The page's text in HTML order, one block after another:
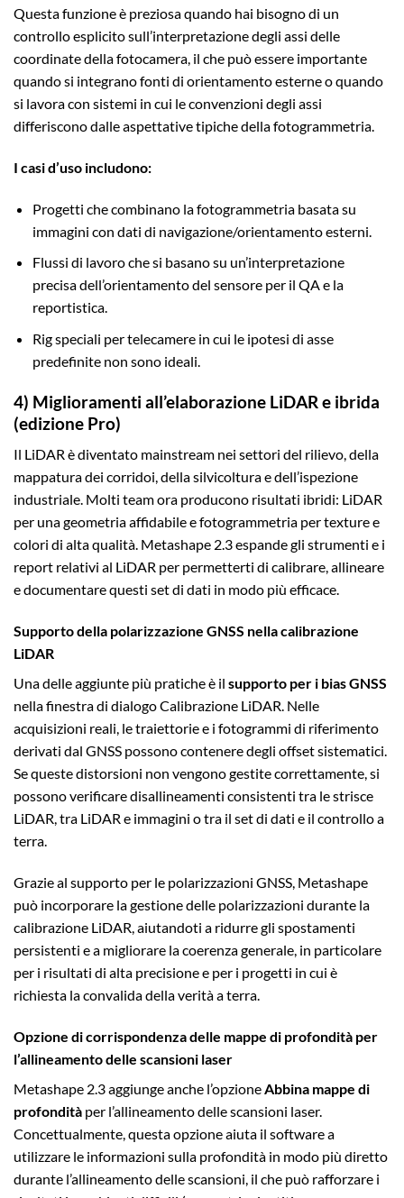
Questa funzione è preziosa quando hai bisogno di un
controllo esplicito sull’interpretazione degli assi delle
coordinate della fotocamera, il che può essere importante
quando si integrano fonti di orientamento esterne o quando
si lavora con sistemi in cui le convenzioni degli assi
differiscono dalle aspettative tipiche della fotogrammetria.
I casi d’uso includono:
Progetti che combinano la fotogrammetria basata su
immagini con dati di navigazione/orientamento esterni.
Flussi di lavoro che si basano su un’interpretazione
precisa dell’orientamento del sensore per il QA e la
reportistica.
Rig speciali per telecamere in cui le ipotesi di asse
predefinite non sono ideali.
4) Miglioramenti all’elaborazione LiDAR e ibrida
(edizione Pro)
Il LiDAR è diventato mainstream nei settori del rilievo, della
mappatura dei corridoi, della silvicoltura e dell’ispezione
industriale. Molti team ora producono risultati ibridi: LiDAR
per una geometria affidabile e fotogrammetria per texture e
colori di alta qualità. Metashape 2.3 espande gli strumenti e i
report relativi al LiDAR per permetterti di calibrare, allineare
e documentare questi set di dati in modo più efficace.
Supporto della polarizzazione GNSS nella calibrazione
LiDAR
Una delle aggiunte più pratiche è il supporto per i bias GNSS
nella finestra di dialogo Calibrazione LiDAR. Nelle
acquisizioni reali, le traiettorie e i fotogrammi di riferimento
derivati dal GNSS possono contenere degli offset sistematici.
Se queste distorsioni non vengono gestite correttamente, si
possono verificare disallineamenti consistenti tra le strisce
LiDAR, tra LiDAR e immagini o tra il set di dati e il controllo a
terra.
Grazie al supporto per le polarizzazioni GNSS, Metashape
può incorporare la gestione delle polarizzazioni durante la
calibrazione LiDAR, aiutandoti a ridurre gli spostamenti
persistenti e a migliorare la coerenza generale, in particolare
per i risultati di alta precisione e per i progetti in cui è
richiesta la convalida della verità a terra.
Opzione di corrispondenza delle mappe di profondità per
l’allineamento delle scansioni laser
Metashape 2.3 aggiunge anche l’opzione Abbina mappe di
profondità per l’allineamento delle scansioni laser.
Concettualmente, questa opzione aiuta il software a
utilizzare le informazioni sulla profondità in modo più diretto
durante l’allineamento delle scansioni, il che può rafforzare i